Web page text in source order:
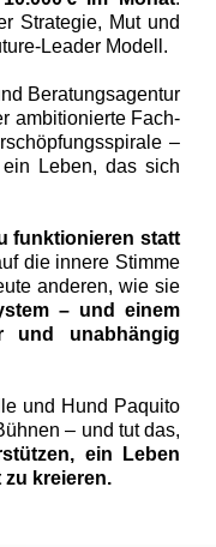
Strategie, Mut und
Leader Modell.
Beratungsagentur
ambitionierte Fach-
–
Leben, das sich
funktionieren statt
die innere Stimme
anderen, wie sie
– und einem
und unabhängig
und Hund Paquito
– und tut das,
ein Leben
kreieren.